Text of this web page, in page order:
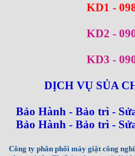
KD1 -
KD2 -
KD3 -
DỊCH VỤ SỦA
Bảo Hành - Bảo trì -
Bảo Hành - Bảo trì -
Công ty phân phối máy giặt công